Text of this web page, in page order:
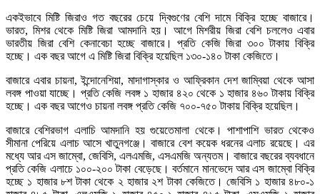
একইভাবে মিষ্টি জিরাও গত বছরের চেয়ে দ্বিগুণের বেশি দামে বিক্রি হচ্ছে বাজারে।
ভারত, মিশর থেকে মিষ্টি জিরা আমদানি হয়। আগে মিশরীয় জিরা বেশি চললেও এবার
ভারতীয় জিরা বেশি কেনাবেচা হচ্ছে বাজারে। প্রতি কেজি জিরা ৩০০ টাকায় বিক্রি
হচ্ছে। এক বছর আগে এ মিষ্টি জিরা বিক্রি হয়েছিল ১৩০-১৪০ টাকা কেজিতে।
বাজারে এবার চায়না, ইন্দোনেশিয়া, মাদাগাস্কার ও আফ্রিকান দেশ জাম্বিয়া থেকে আসা
লবঙ্গ পাওয়া যাচ্ছে। প্রতি কেজি লবঙ্গ ১ হাজার ৪২০ থেকে ১ হাজার ৪৬০ টাকায় বিক্রি
হচ্ছে। এক বছর আগেও চায়না লবঙ্গ প্রতি কেজি ৭০০-৭৫০ টাকায় বিক্রি হয়েছিল।
বাজারে বেশিরভাগ এলাচি আমদানি হয় গুয়েতেমালা থেকে। পাশাপাশি ভারত থেকেও
সীমানা পেরিয়ে এলাচ আসে খাতুনগঞ্জে। বাজারে বেশ কয়েক ধরনের এলাচ রয়েছে। এর
মধ্যে আর এস জাম্বো, জেবিসি, এলএমজি, এসএমজি অন্যতম। বাজারে বছরের ব্যবধানে
প্রতি কেজি এলাচে ১০০-২০০ টাকা বেড়েছে। বর্তমানে মানভেদে আর এস জাম্বো বিক্রি
হচ্ছে ১ হাজার ৮শ টাকা থেকে ২ হাজার ২শ টাকা কেজিতে। জেবিসি ১ হাজার ৪৮০-১